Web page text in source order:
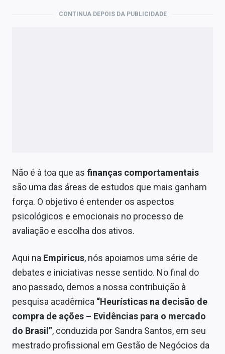
Conteúdo de Marca
Sobre
Expediente
Contato
CONTINUA DEPOIS DA PUBLICIDADE
Não é à toa que as finanças comportamentais
são uma das áreas de estudos que mais ganham
força. O objetivo é entender os aspectos
psicológicos e emocionais no processo de
avaliação e escolha dos ativos.
Aqui na Empiricus, nós apoiamos uma série de
debates e iniciativas nesse sentido. No final do
ano passado, demos a nossa contribuição à
pesquisa acadêmica “Heurísticas na decisão de
compra de ações – Evidências para o mercado
do Brasil”, conduzida por Sandra Santos, em seu
mestrado profissional em Gestão de Negócios da